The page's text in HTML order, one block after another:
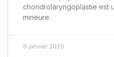
chondrolaryngoplastie est
mineure.
6 janvier 2020